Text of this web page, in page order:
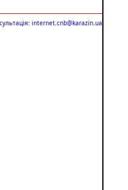
internet.cnb@karazin.ua